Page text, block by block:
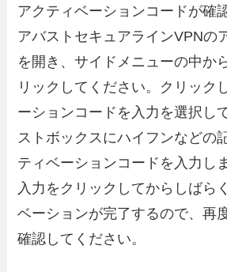
アクティベーションコードが確
アバストセキュアラインVPNの
を開き、サイドメニューの中か
リックしてください。クリック
ーションコードを入力を選択し
ストボックスにハイフンなどの
ティベーションコードを入力し
入力をクリックしてからしばら
ベーションが完了するので、再
確認してください。